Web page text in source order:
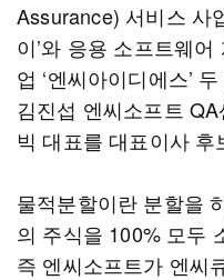
Assurance) 서비스 사
이’와 응용 소프트웨
업 ‘엔씨아이디에스’
김진섭 엔씨소프트
빅 대표를 대표이사
물적분할이란 분할을
의 주식을 100% 모두
즉 엔씨소프트가 엔씨